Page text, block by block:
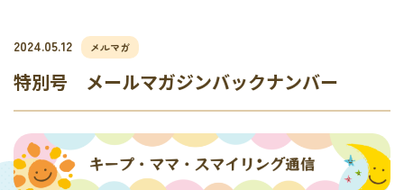
2024.05.12 メルマガ
特別号 メールマガジンバックナンバー